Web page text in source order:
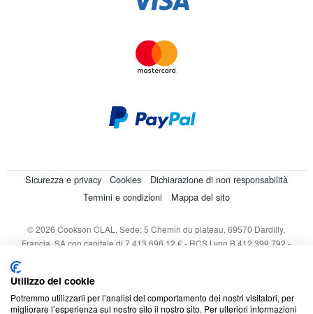
Sicurezza e privacy Cookies
Dichiarazione di non responsabilità
Termini e condizioni
Mappa del sito
© 2026 Cookson CLAL. Sede: 5 Chemin du plateau, 69570 Dardilly,
Francia. SA con capitale di 7 413 696,12 € - RCS Lyon B 412 399 792 -
Utilizzo dei cookie
Potremmo utilizzarli per l’analisi del comportamento dei nostri visitatori, per
migliorare l’esperienza sul nostro sito il nostro sito. Per ulteriori informazioni